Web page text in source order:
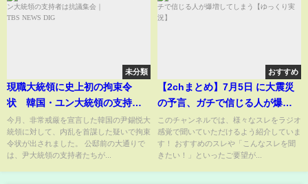
未分類
現職大統領に史上初の拘束令
状 韓国・ユン大統領の支持者
は抗議集会｜TBS NEWS DIG
今月、非常戒厳を宣言した韓国の尹錫悦大
統領に対して、内乱を首謀した疑いで拘束
令状が出されました。 公邸前の大通りで
は、尹大統領の支持者たちが...
おすすめ
【2chまとめ】7月5日 に大震災
の予言、ガチで信じる人が爆増
してしまう【ゆっくり実況】
このチャンネルでは、様々なスレをラジオ
感覚で聞いていただけるよう紹介していま
す！ おすすめのスレや「こんなスレを聞
きたい！」といったご要望が...